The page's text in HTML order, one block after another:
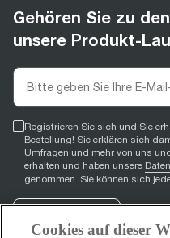
Gehören Sie zu
unsere Produkt-
Registrieren Sie sich und Sie
Bestellung! Sie erklären sich
Umfragen und mehr von uns
erhalten und haben unsere
genommen. Sie können sich
Registrieren
Cookies auf dieser